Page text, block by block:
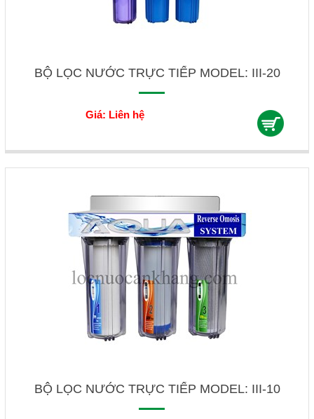
BỘ LỌC NƯỚC TRỰC TIẾP MODEL: III-20
Giá: Liên hệ
BỘ LỌC NƯỚC TRỰC TIẾP MODEL: III-10